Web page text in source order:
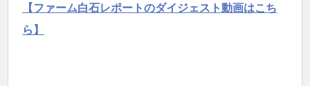
【ファーム白石レポートのダイジェスト動画はこち
ら】